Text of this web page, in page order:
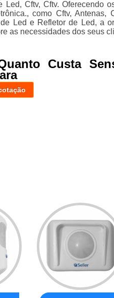
Cftv, Cftv. Oferecendo
como Cftv, Antenas,
Led e Refletor de Led, a
as necessidades dos seus
Custa